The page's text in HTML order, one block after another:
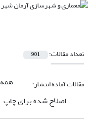
تعداد مقالات: 901
مقالات آماده انتشار: همه
اصلاح شده برای چاپ